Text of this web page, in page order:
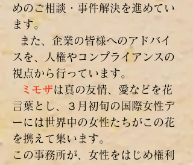
めのご相談・事件解決を進めてい
ます。
また、企業の皆様へのアドバイ
スを、人権やコンプライアンスの
視点から行っています。
ミモザは真の友情、愛などを花
言葉とし、３月初旬の国際女性デ
ーには世界中の女性たちがこの花
を携えて集います。
この事務所が、女性をはじめ権利